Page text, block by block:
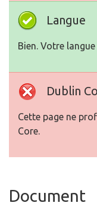
Langue
Bien. Votre langue
Dublin
Cette page ne
Core.
Document